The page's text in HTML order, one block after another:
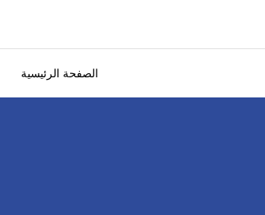
الصفحة الرئيسية